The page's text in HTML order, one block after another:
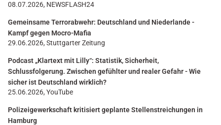
08.07.2026, NEWSFLASH24
Gemeinsame Terrorabwehr: Deutschland und Niederlande -
Kampf gegen Mocro-Mafia
29.06.2026, Stuttgarter Zeitung
Podcast „Klartext mit Lilly“: Statistik, Sicherheit,
Schlussfolgerung. Zwischen gefühlter und realer Gefahr - Wie
sicher ist Deutschland wirklich?
25.06.2026, YouTube
Polizeigewerkschaft kritisiert geplante Stellenstreichungen in
Hamburg